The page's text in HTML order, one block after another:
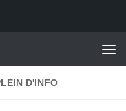
D'INFO